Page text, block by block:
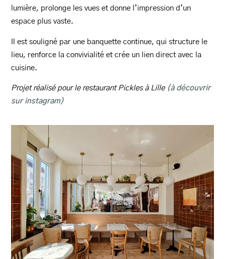
lumière, prolonge les vues et donne l’impression d’un
espace plus vaste.
Il est souligné par une banquette continue, qui structure le
lieu, renforce la convivialité et crée un lien direct avec la
cuisine.
Projet réalisé pour le restaurant Pickles à Lille (à découvrir
sur instagram)